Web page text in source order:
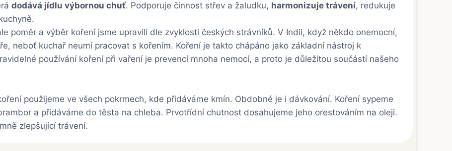
dodává jídlu výbornou chuť. Podporuje činnost střev a žaludku, harmonizuje trávení, redukuje
poměr a výběr koření jsme upravili dle zvyklosti českých strávníků. V Indii, když někdo onemocní,
neboť kuchař neumí pracovat s kořením. Koření je takto chápáno jako základní nástroj k
používání koření při vaření je prevencí mnoha nemocí, a proto je důležitou součástí našeho
použijeme ve všech pokrmech, kde přidáváme kmín. Obdobné je i dávkování. Koření sypeme
a přidáváme do těsta na chleba. Prvotřídní chutnost dosahujeme jeho orestováním na oleji.
zlepšující trávení.